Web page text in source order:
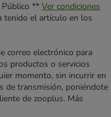
Público ** Ver condiciones
tenido el artículo en los
correo electrónico para
productos o servicios
momento, sin incurrir en
de transmisión, poniéndote
de zooplus. Más